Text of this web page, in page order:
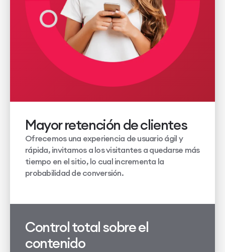
Mayor retención de clientes
Ofrecemos una experiencia de usuario ágil y
rápida, invitamos a los visitantes a quedarse más
tiempo en el sitio, lo cual incrementa la
probabilidad de conversión.
Control total sobre el
contenido